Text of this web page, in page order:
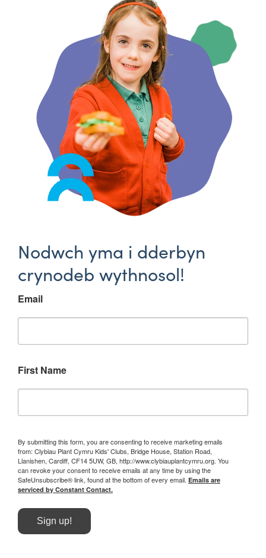
Nodwch yma i dderbyn
crynodeb wythnosol!
Email
First Name
By submitting this form, you are consenting to receive marketing emails
from: Clybiau Plant Cymru Kids' Clubs, Bridge House, Station Road,
Llanishen, Cardiff, CF14 5UW, GB, http://www.clybiauplantcymru.org. You
can revoke your consent to receive emails at any time by using the
SafeUnsubscribe® link, found at the bottom of every email. Emails are
serviced by Constant Contact.
Sign up!